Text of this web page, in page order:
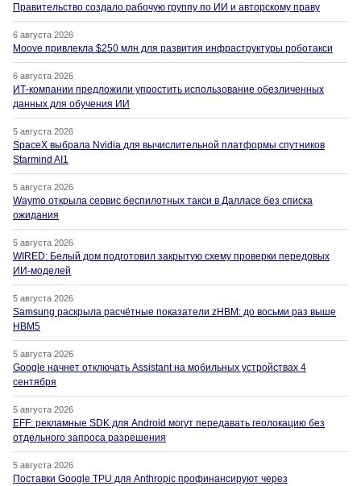
Правительство создало рабочую группу по ИИ и авторскому праву
6 августа 2026
Moove привлекла $250 млн для развития инфраструктуры роботакси
6 августа 2026
ИТ-компании предложили упростить использование обезличенных
данных для обучения ИИ
5 августа 2026
SpaceX выбрала Nvidia для вычислительной платформы спутников
Starmind AI1
5 августа 2026
Waymo открыла сервис беспилотных такси в Далласе без списка
ожидания
5 августа 2026
WIRED: Белый дом подготовил закрытую схему проверки передовых
ИИ-моделей
5 августа 2026
Samsung раскрыла расчётные показатели zHBM: до восьми раз выше
HBM5
5 августа 2026
Google начнет отключать Assistant на мобильных устройствах 4
сентября
5 августа 2026
EFF: рекламные SDK для Android могут передавать геолокацию без
отдельного запроса разрешения
5 августа 2026
Поставки Google TPU для Anthropic профинансируют через